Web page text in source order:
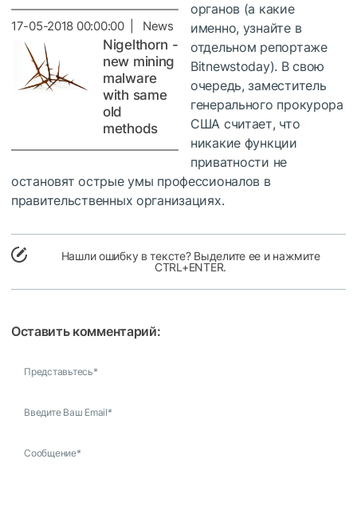
17-05-2018 00:00:00 | News
Nigelthorn -
new mining
malware
with same
old
methods
органов (а какие
именно, узнайте в
отдельном репортаже
Bitnewstoday). В свою
очередь, заместитель
генерального прокурора
США считает, что
никакие функции
приватности не
остановят острые умы профессионалов в
правительственных организациях.
Нашли ошибку в тексте? Выделите ее и нажмите
CTRL+ENTER.
Оставить комментарий:
Представьтесь*
Введите Ваш Email*
Сообщение*